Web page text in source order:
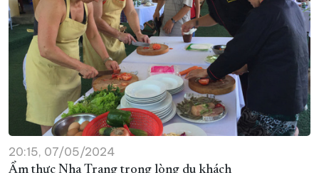
20:15, 07/05/2024
Ẩm thực Nha Trang trong lòng du khách